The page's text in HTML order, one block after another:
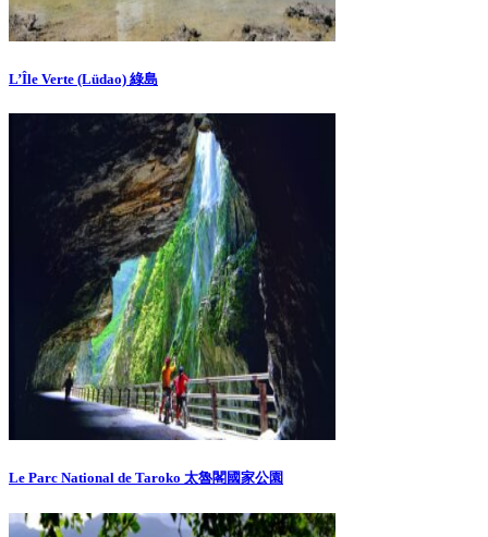
L’Île Verte (Lüdao) 綠島
Le Parc National de Taroko 太魯閣國家公園